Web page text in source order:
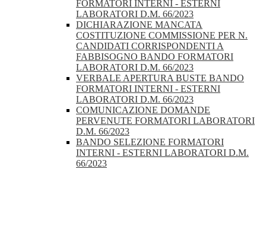
FORMATORI INTERNI - ESTERNI
LABORATORI D.M. 66/2023
DICHIARAZIONE MANCATA
COSTITUZIONE COMMISSIONE PER N.
CANDIDATI CORRISPONDENTI A
FABBISOGNO BANDO FORMATORI
LABORATORI D.M. 66/2023
VERBALE APERTURA BUSTE BANDO
FORMATORI INTERNI - ESTERNI
LABORATORI D.M. 66/2023
COMUNICAZIONE DOMANDE
PERVENUTE FORMATORI LABORATORI
D.M. 66/2023
BANDO SELEZIONE FORMATORI
INTERNI - ESTERNI LABORATORI D.M.
66/2023